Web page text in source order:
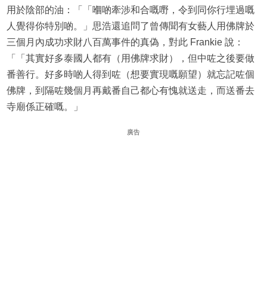
用於陰部的油：「「嗰啲牽涉和合嘅嘢，令到同你行埋過嘅
人覺得你特別啲。」思浩還追問了曾傳聞有女藝人用佛牌於
三個月內成功求財八百萬事件的真偽，對此 Frankie 說：
「「其實好多泰國人都有（用佛牌求財），但中咗之後要做
番善行。好多時啲人得到咗（想要實現嘅願望）就忘記咗個
佛牌，到隔咗幾個月再戴番自己都心有愧就送走，而送番去
寺廟係正確嘅。」
廣告